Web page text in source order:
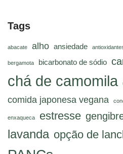
Tags
abacate alho ansiedade
bergamota bicarbonato de sódio
chá de camomila
comida japonesa vegana
enxaqueca estresse
lavanda opção de